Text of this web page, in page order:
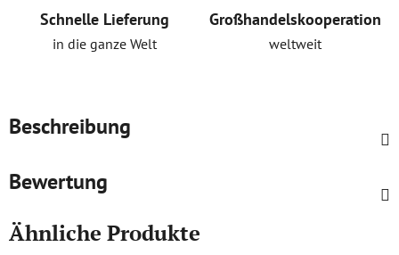
Schnelle Lieferung
in die ganze Welt
Großhandelskooperation
weltweit
Beschreibung
Bewertung
Ähnliche Produkte